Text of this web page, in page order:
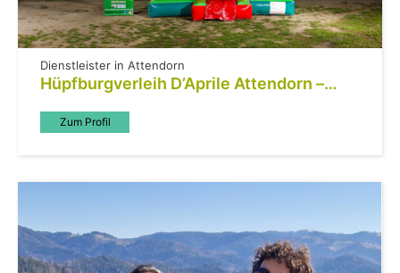
Dienstleister in Attendorn
Hüpfburgverleih D’Aprile Attendorn –
Zum Profil